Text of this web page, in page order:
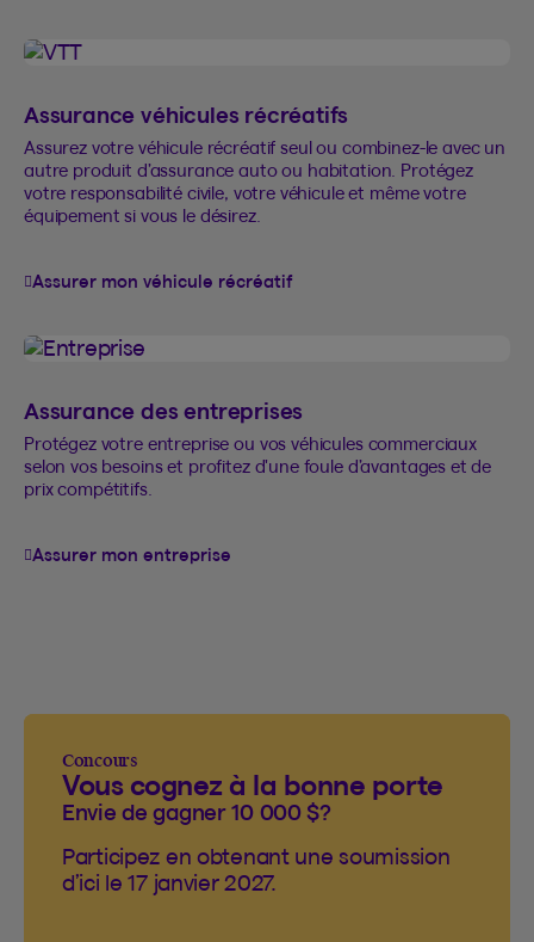
Assurance véhicules récréatifs
Assurez votre véhicule récréatif seul ou combinez-le avec un
autre produit d’assurance auto ou habitation. Protégez
votre responsabilité civile, votre véhicule et même votre
équipement si vous le désirez.
Assurer mon véhicule récréatif
Assurance des entreprises
Protégez votre entreprise ou vos véhicules commerciaux
selon vos besoins et profitez d'une foule d’avantages et de
prix compétitifs.
Assurer mon entreprise
Concours
Vous cognez à la bonne porte
Envie de gagner 10 000 $?
Participez en obtenant une soumission
d’ici le 17 janvier 2027.